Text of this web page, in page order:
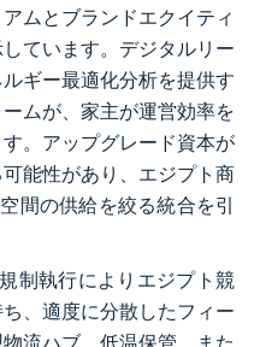
ムとブランドエクイティ
ています。デジタルリー
ギー最適化分析を提供す
ムが、家主が運営効率を
。アップグレード資本が
能性があり、エジプト商
間の供給を絞る統合を引
制執行によりエジプト競
、適度に分散したフィー